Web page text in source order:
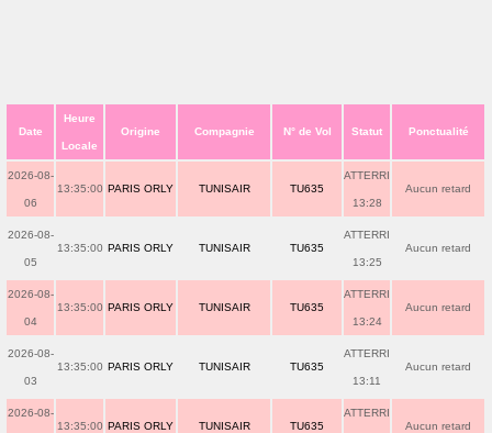
Date
Heure
Locale
Origine Compagnie N° de Vol Statut Ponctualité
2026-08-
06
13:35:00 PARIS ORLY TUNISAIR TU635
ATTERRI
13:28
Aucun retard
2026-08-
05
13:35:00 PARIS ORLY TUNISAIR TU635
ATTERRI
13:25
Aucun retard
2026-08-
04
13:35:00 PARIS ORLY TUNISAIR TU635
ATTERRI
13:24
Aucun retard
2026-08-
03
13:35:00 PARIS ORLY TUNISAIR TU635
ATTERRI
13:11
Aucun retard
2026-08-
13:35:00 PARIS ORLY TUNISAIR TU635
ATTERRI
Aucun retard